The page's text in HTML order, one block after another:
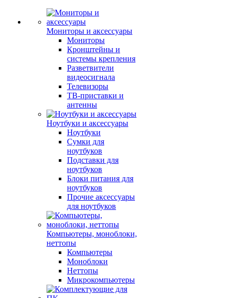
Мониторы и аксессуары
Мониторы
Кронштейны и
системы крепления
Разветвители
видеосигнала
Телевизоры
ТВ-приставки и
антенны
Ноутбуки и аксессуары
Ноутбуки
Сумки для
ноутбуков
Подставки для
ноутбуков
Блоки питания для
ноутбуков
Прочие аксессуары
для ноутбуков
Компьютеры, моноблоки,
неттопы
Компьютеры
Моноблоки
Неттопы
Микрокомпьютеры